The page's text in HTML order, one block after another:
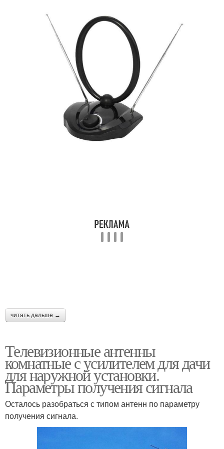
Антенна для усиления Антенна для телевизора
телевизора
Антенны для интернета
читать дальше →
Телевизионные антенны
комнатные с усилителем для дачи
для наружной установки.
Параметры получения сигнала
Осталось разобраться с типом антенн по параметру
получения сигнала.